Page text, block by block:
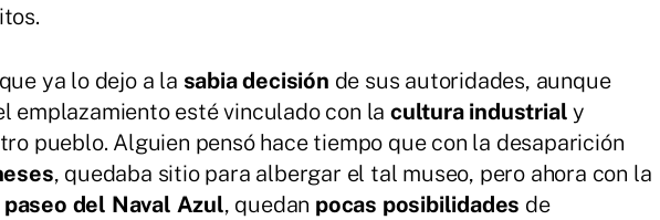
ya lo dejo a la sabia decisión de sus autoridades, aunque
emplazamiento esté vinculado con la cultura industrial y
pueblo. Alguien pensó hace tiempo que con la desaparición
, quedaba sitio para albergar el tal museo, pero ahora con la
paseo del Naval Azul, quedan pocas posibilidades de